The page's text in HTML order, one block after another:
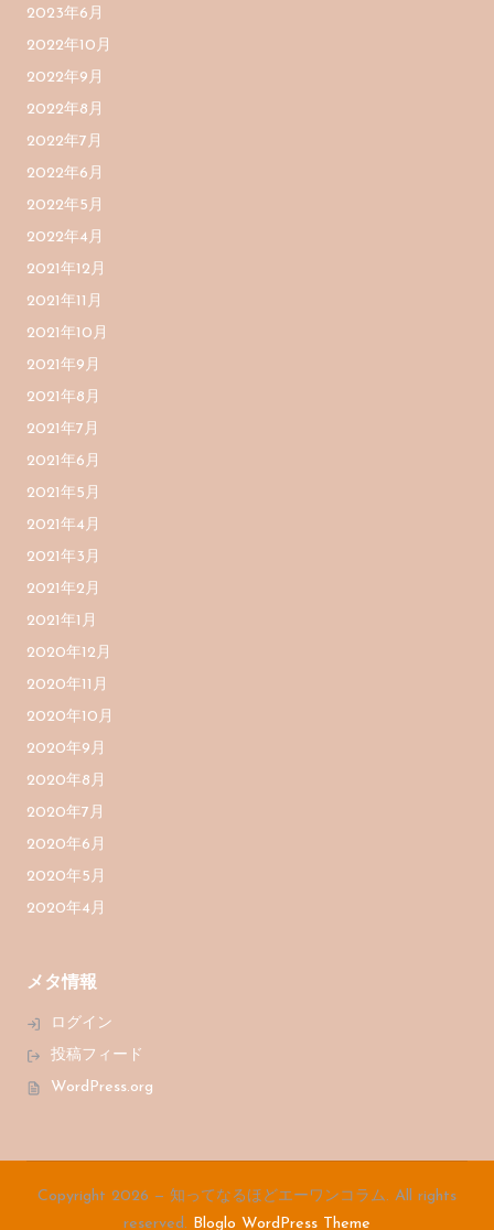
2023年6月
2022年10月
2022年9月
2022年8月
2022年7月
2022年6月
2022年5月
2022年4月
2021年12月
2021年11月
2021年10月
2021年9月
2021年8月
2021年7月
2021年6月
2021年5月
2021年4月
2021年3月
2021年2月
2021年1月
2020年12月
2020年11月
2020年10月
2020年9月
2020年8月
2020年7月
2020年6月
2020年5月
2020年4月
メタ情報
ログイン
投稿フィード
WordPress.org
Copyright 2026 — 知ってなるほどエーワンコラム. All rights
reserved. Bloglo WordPress Theme